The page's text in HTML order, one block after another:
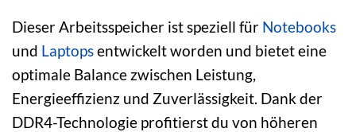
Dieser Arbeitsspeicher ist speziell für Notebooks
und Laptopsentwickelt worden und bietet eine
optimale Balance zwischen Leistung,
Energieeffizienz und Zuverlässigkeit. Dank der
DDR4-Technologie profitierst du von höheren